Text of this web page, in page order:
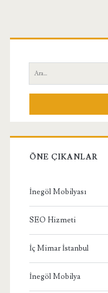
Birincil
Yan
Menü
Ara:
ÖNE ÇIKANLAR
İnegöl Mobilyası
SEO Hizmeti
İç Mimar İstanbul
İnegöl Mobilya